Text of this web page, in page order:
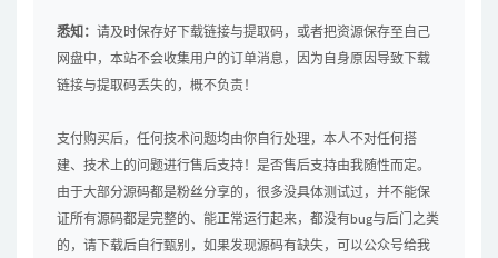
悉知： 请及时保存好下载链接与提取码，或者把资源保存至自己
网盘中，本站不会收集用户的订单消息，因为自身原因导致下载
链接与提取码丢失的，概不负责！
支付购买后，任何技术问题均由你自行处理，本人不对任何搭
建、技术上的问题进行售后支持！是否售后支持由我随性而定。
由于大部分源码都是粉丝分享的，很多没具体测试过，并不能保
证所有源码都是完整的、能正常运行起来，都没有bug与后门之类
的，请下载后自行甄别，如果发现源码有缺失，可以公众号给我